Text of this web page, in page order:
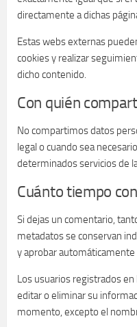
directamente a dichas
Estas webs externas
cookies y realizar
dicho contenido.
Con quién
No compartimos datos
legal o cuando sea
determinados servicios de
Cuánto tiempo
Si dejas un comentario,
metadatos se conservan
y aprobar
Los usuarios registrados
editar o eliminar su
momento, excepto el